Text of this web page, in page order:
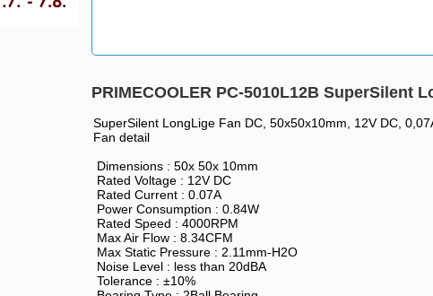
PRIMECOOLER PC-5010L12B SuperSilent
SuperSilent LongLige Fan DC, 50x50x10mm, 12V DC,
Fan detail
Dimensions : 50x 50x 10mm
Rated Voltage : 12V DC
Rated Current : 0.07A
Power Consumption : 0.84W
Rated Speed : 4000RPM
Max Air Flow : 8.34CFM
Max Static Pressure : 2.11mm-H2O
Noise Level : less than 20dBA
Tolerance : ±10%